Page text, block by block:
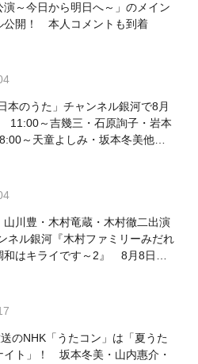
演～今日から明日へ～」のメイン
公開！ 本人コメントも到着
本のうた」チャンネル銀河で8月
11:00～吉幾三・石原詢子・岩本
～天童よしみ・坂本冬美他登
山川豊・木村竜蔵・木村徹二出演
ネル銀河『木村ファミリーみだれ
和はキライです～2』 8月8日
のNHK「うたコン」は「夏うた
イト」！ 坂本冬美・山内惠介・